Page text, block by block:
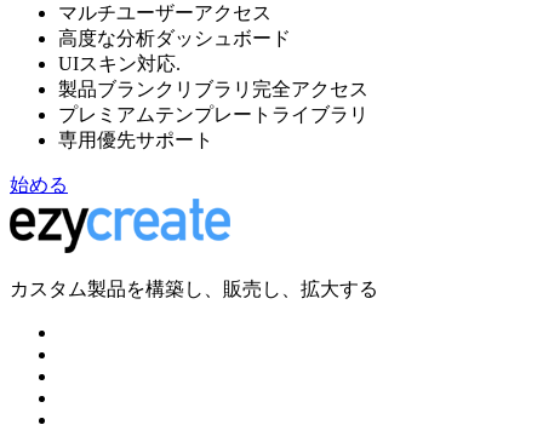
マルチユーザーアクセス
高度な分析ダッシュボード
UIスキン対応.
製品ブランクリブラリ完全アクセス
プレミアムテンプレートライブラリ
専用優先サポート
始める
カスタム製品を構築し、販売し、拡大する